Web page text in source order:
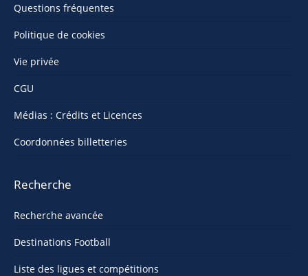
Questions fréquentes
Politique de cookies
Vie privée
CGU
Médias : Crédits et Licences
Coordonnées billetteries
Recherche
Recherche avancée
Destinations Football
Liste des ligues et compétitions